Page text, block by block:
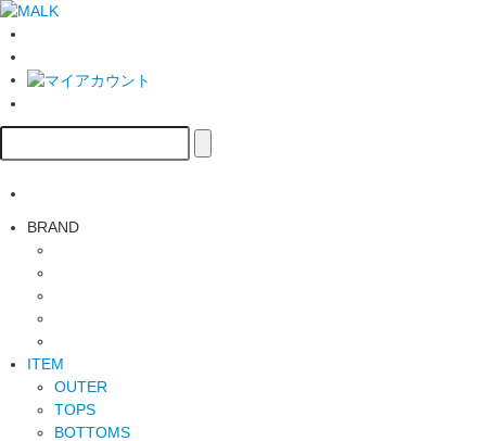
BRAND
ITEM
OUTER
TOPS
BOTTOMS